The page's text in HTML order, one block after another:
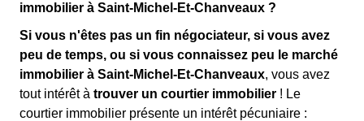
immobilier à Saint-Michel-Et-Chanveaux ?
Si vous n'êtes pas un fin négociateur, si vous avez
peu de temps, ou si vous connaissez peu le marché
immobilier à Saint-Michel-Et-Chanveaux, vous avez
tout intérêt à trouver un courtier immobilier ! Le
courtier immobilier présente un intérêt pécuniaire :